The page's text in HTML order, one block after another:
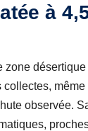
à
zone désertique
observée.